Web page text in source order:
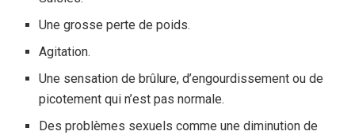
Une grosse perte de poids.
Agitation.
Une sensation de brûlure, d’engourdissement ou de
picotement qui n’est pas normale.
Des problèmes sexuels comme une diminution de